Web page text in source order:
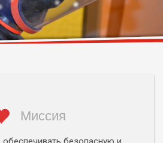
Миссия